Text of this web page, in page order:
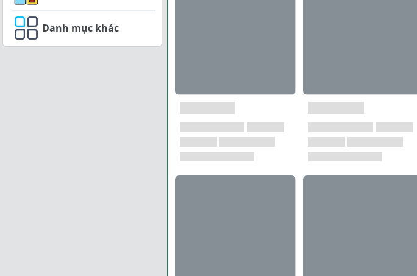
Danh mục khác